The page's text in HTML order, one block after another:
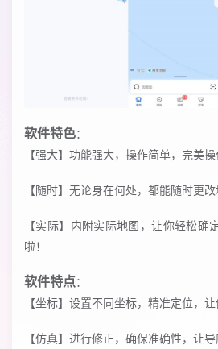
软件特色：
【强大】功能强大，操作简单，完美
【随时】无论身在何处，都能随时更改
【实际】内附实际地图，让你轻松确
啦！
软件特点：
【坐标】设置不同坐标，精准定位，
【仿真】进行修正，确保准确性，让导